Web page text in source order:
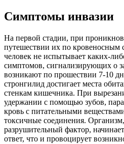
Симптомы инвазии
На первой стадии, при
путешествии их по кровеносным
человек не испытывает каких-
симптомов, сигнализирующих о
возникают по прошествии 7-10
стронгилид достигает места
стенкам кишечника. При
удержании с помощью зубов,
кровь с питательными
токсичные соединения.
разрушительный фактор,
ответ, что и провоцирует